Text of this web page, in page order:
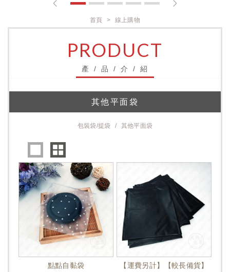
1 2 3 4 5
首頁 線上購物
PRODUCT
產 / 品 / 介 / 紹
其他平面袋
包裝袋/提袋 其他平面袋
點點自黏袋
【運費另計】【較長備貨】